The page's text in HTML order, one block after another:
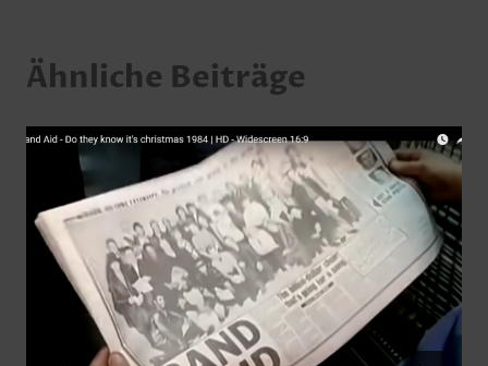
Ähnliche Beiträge